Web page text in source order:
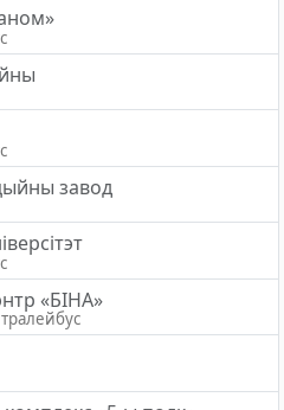
завод
«БIНА»